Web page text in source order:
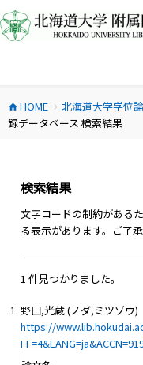
ン
テ
ス
キ
home HOME chevron_right 北海道大学学位
録データベース 検索結果
検索結果
文字コードの制約がある
る表示があります。ご了承
1 件見つかりました。
野田,光蔵 (ノダ,ミツゾウ)
https://